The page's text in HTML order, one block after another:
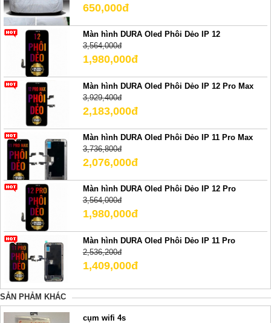
650,000đ
Màn hình DURA Oled Phôi Dẻo IP 12
3,564,000đ
1,980,000đ
Màn hình DURA Oled Phôi Dẻo IP 12 Pro Max
3,929,400đ
2,183,000đ
Màn hình DURA Oled Phôi Dẻo IP 11 Pro Max
3,736,800đ
2,076,000đ
Màn hình DURA Oled Phôi Dẻo IP 12 Pro
3,564,000đ
1,980,000đ
Màn hình DURA Oled Phôi Dẻo IP 11 Pro
2,536,200đ
1,409,000đ
SẢN PHẢM KHÁC
cụm wifi 4s